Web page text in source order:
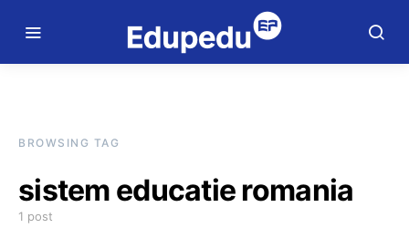
BROWSING TAG
sistem educatie romania
1 post